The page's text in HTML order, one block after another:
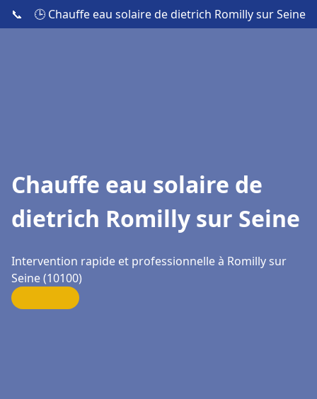
📞 🕒 Chauffe eau solaire de dietrich Romilly sur Seine
Chauffe eau solaire de
dietrich Romilly sur Seine
Intervention rapide et professionnelle à Romilly sur
Seine (10100)